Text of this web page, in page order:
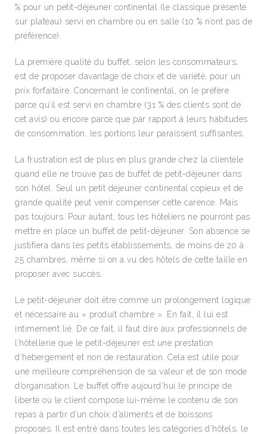
% pour un petit-déjeuner continental (le classique présenté
sur plateau) servi en chambre ou en salle (10 % n’ont pas de
préférence).
La première qualité du buffet, selon les consommateurs,
est de proposer davantage de choix et de variété, pour un
prix forfaitaire. Concernant le continental, on le préfère
parce qu’il est servi en chambre (31 % des clients sont de
cet avis) ou encore parce que par rapport à leurs habitudes
de consommation, les portions leur paraissent suffisantes.
La frustration est de plus en plus grande chez la clientèle
quand elle ne trouve pas de buffet de petit-déjeuner dans
son hôtel. Seul un petit déjeuner continental copieux et de
grande qualité peut venir compenser cette carence. Mais
pas toujours. Pour autant, tous les hôteliers ne pourront pas
mettre en place un buffet de petit-déjeuner. Son absence se
justifiera dans les petits établissements, de moins de 20 à
25 chambres, même si on a vu des hôtels de cette taille en
proposer avec succès.
Le petit-déjeuner doit être comme un prolongement logique
et nécessaire au « produit chambre ». En fait, il lui est
intimement lié. De ce fait, il faut dire aux professionnels de
l’hôtellerie que le petit-déjeuner est une prestation
d’hébergement et non de restauration. Cela est utile pour
une meilleure compréhension de sa valeur et de son mode
d’organisation. Le buffet offre aujourd’hui le principe de
liberté où le client compose lui-même le contenu de son
repas à partir d’un choix d’aliments et de boissons
proposés. Il est entré dans toutes les catégories d’hôtels, le